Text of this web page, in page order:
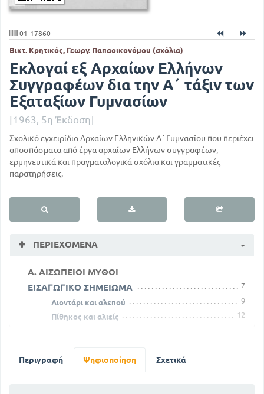
01-17860
Βικτ. Κρητικός, Γεωργ. Παπαοικονόμου (σχόλια)
Εκλογαί εξ Αρχαίων Ελλήνων
Συγγραφέων δια την Α΄ τάξιν των
Εξαταξίων Γυμνασίων
[1963, 5η Έκδοση]
Σχολικό εγχειρίδιο Αρχαίων Ελληνικών Α΄ Γυμνασίου που περιέχει
αποσπάσματα από έργα αρχαίων Ελλήνων συγγραφέων,
ερμηνευτικά και πραγματολογικά σχόλια και γραμματικές
παρατηρήσεις.
ΠΕΡΙΕΧΌΜΕΝΑ
Α. ΑΙΣΩΠΕΙΟΙ ΜΥΘΟΙ
ΕΙΣΑΓΩΓΙΚΟ ΣΗΜΕΙΩΜΑ
7
Λιοντάρι και αλεπού
9
Πίθηκος και αλιείς
12
ΘΕΟΓΟΝΙΑ
Περιγραφή Ψηφιοποίηση Σχετικά